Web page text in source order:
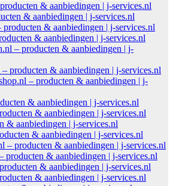
& aanbiedingen | j-services.nl
& aanbiedingen | j-services.nl
& aanbiedingen | j-services.nl
& aanbiedingen | j-services.nl
– producten & aanbiedingen | j-
producten & aanbiedingen | j-services.nl
– producten & aanbiedingen | j-
& aanbiedingen | j-services.nl
& aanbiedingen | j-services.nl
& aanbiedingen | j-services.nl
& aanbiedingen | j-services.nl
– producten & aanbiedingen | j-services.nl
producten & aanbiedingen | j-services.nl
& aanbiedingen | j-services.nl
& aanbiedingen | j-services.nl